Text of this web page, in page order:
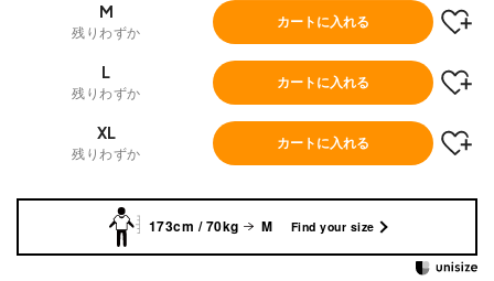
M
残りわずか
カートに入れる
L
残りわずか
カートに入れる
XL
残りわずか
カートに入れる
173cm / 70kg M Find your size